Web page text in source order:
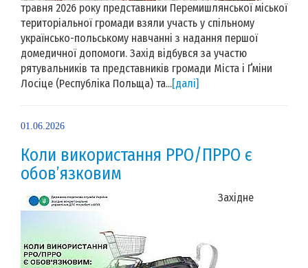
травня 2026 року представники Перемишлянської міської
територіальної громади взяли участь у спільному
українсько-польському навчанні з надання першої
домедичної допомоги. Захід відбувся за участю
рятувальників та представників громади Міста і Ґміни
Лосіце (Республіка Польща) та...[далі]
01.06.2026
Коли використання РРО/ПРРО є
обов’язковим
Західне